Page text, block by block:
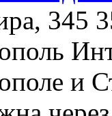
345
и